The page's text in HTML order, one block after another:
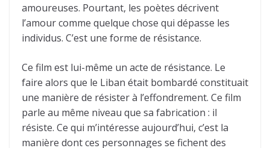
amoureuses. Pourtant, les poètes décrivent
l’amour comme quelque chose qui dépasse les
individus. C’est une forme de résistance.
Ce film est lui-même un acte de résistance. Le
faire alors que le Liban était bombardé constituait
une manière de résister à l’effondrement. Ce film
parle au même niveau que sa fabrication : il
résiste. Ce qui m’intéresse aujourd’hui, c’est la
manière dont ces personnages se fichent des